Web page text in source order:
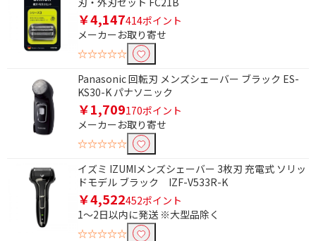
￥4,147414ポイント
メーカーお取り寄せ
☆☆☆☆☆
Panasonic 回転刃 メンズシェーバー ブラック ES-
KS30-K パナソニック
￥1,709170ポイント
メーカーお取り寄せ
☆☆☆☆☆
イズミ IZUMIメンズシェーバー 3枚刃 充電式 ソリッ
ドモデル ブラック IZF-V533R-K
￥4,522452ポイント
1～2日以内に発送 ※大型品除く
☆☆☆☆☆
条件で絞り込む
フリーワードで絞り込む
除外する
除外する にチェックを入れると、指定したワード
を除外して検索します。